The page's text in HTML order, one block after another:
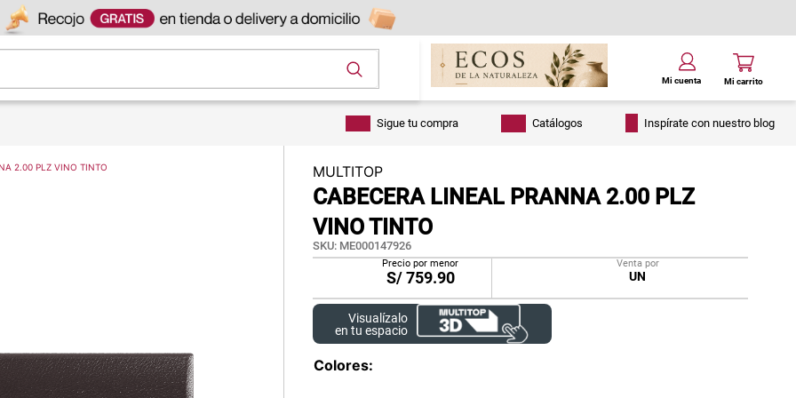
Sigue tu compra Catálogos Inspírate con nuestro blog
2.00 PLZ VINO TINTO MULTITOP
CABECERA LINEAL PRANNA 2.00 PLZ
VINO TINTO
SKU: ME000147926
Precio por menor
S/759.90
Venta por
UN
Visualízalo
en tu espacio
Colores